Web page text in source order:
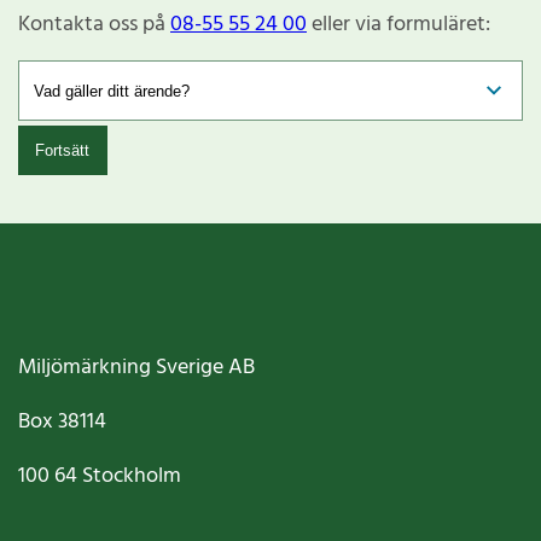
Kontakta oss på08-55 55 24 00eller via formuläret:
Fortsätt
Miljömärkning Sverige AB
Box38114
100 64Stockholm